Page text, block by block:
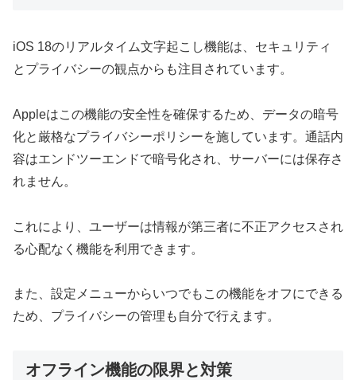
iOS 18のリアルタイム文字起こし機能は、セキュリティ
とプライバシーの観点からも注目されています。
Appleはこの機能の安全性を確保するため、データの暗号
化と厳格なプライバシーポリシーを施しています。通話内
容はエンドツーエンドで暗号化され、サーバーには保存さ
れません。
これにより、ユーザーは情報が第三者に不正アクセスされ
る心配なく機能を利用できます。
また、設定メニューからいつでもこの機能をオフにできる
ため、プライバシーの管理も自分で行えます。
オフライン機能の限界と対策